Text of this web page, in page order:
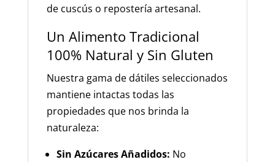
de cuscús o repostería artesanal.
Un Alimento Tradicional
100% Natural y Sin Gluten
Nuestra gama de dátiles seleccionados
mantiene intactas todas las
propiedades que nos brinda la
naturaleza:
Sin Azúcares Añadidos: No